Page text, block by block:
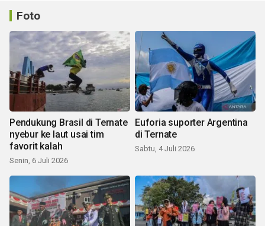
Foto
Pendukung Brasil di Ternate
nyebur ke laut usai tim
favorit kalah
Senin, 6 Juli 2026
Euforia suporter Argentina
di Ternate
Sabtu, 4 Juli 2026